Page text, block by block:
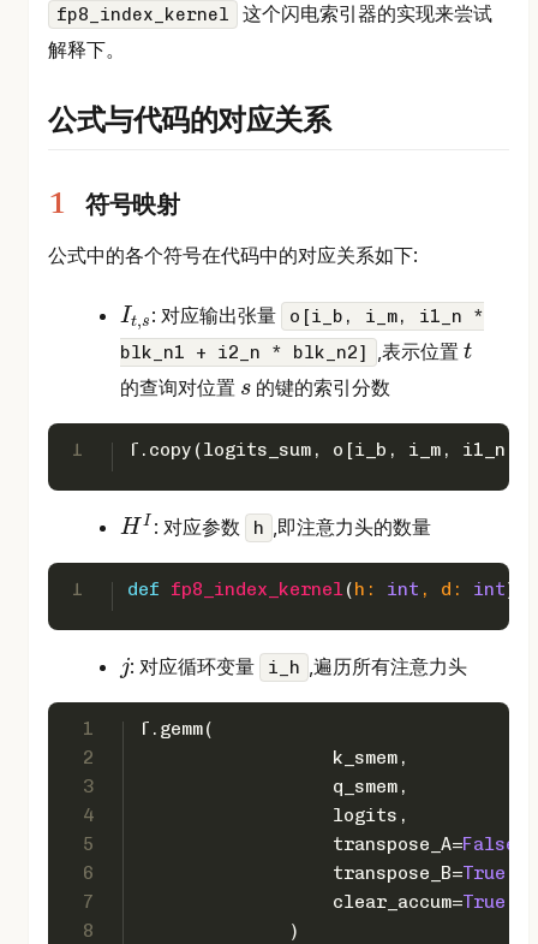
fp8_index_kernel
这个闪电索引器的实现来尝试
解释下。
公式与代码的对应关系
符号映射
公式中的各个符号在代码中的对应关系如下:
It,s
It,s
: 对应输出张量
o[i_b, i_m, i1_n *
blk_n1 + i2_n * blk_n2]
,表示位置 t
t的查询对位置 s
s
的键的索引分数
1 T.copy(logits_sum, o[i_b, i_m, i1_n
H I
HI
: 对应参数 h ,即注意力头的数量
1 def fp8_index_kernel(h: int , d: int):
j
j
: 对应循环变量 i_h ,遍历所有注意力头
1
2
3
4
5
6
7
8
T.gemm(
                  k_smem,
                  q_smem,
                  logits,
                  transpose_A=
False
                  transpose_B=
True
                  clear_accum=
True
              )